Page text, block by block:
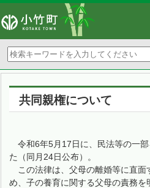
共同親権について
令和6年5月17日に、民法等の一
た（同月24日公布）。
この法律は、父母の離婚等に直面
め、子の養育に関する父母の責務を